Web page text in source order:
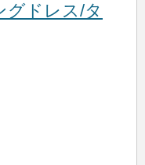
グドレス/タ